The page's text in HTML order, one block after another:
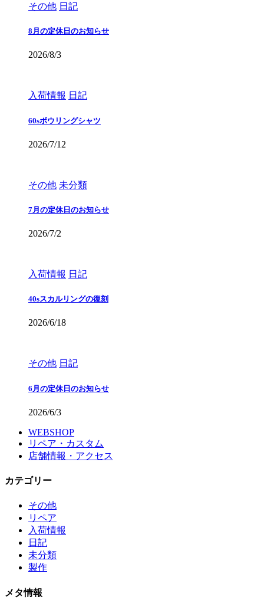
その他 日記
8月の定休日のお知らせ
2026/8/3
入荷情報 日記
60sボウリングシャツ
2026/7/12
その他 未分類
7月の定休日のお知らせ
2026/7/2
入荷情報 日記
40sスカルリングの復刻
2026/6/18
その他 日記
6月の定休日のお知らせ
2026/6/3
WEBSHOP
リペア・カスタム
店舗情報・アクセス
カテゴリー
その他
リペア
入荷情報
日記
未分類
製作
メタ情報